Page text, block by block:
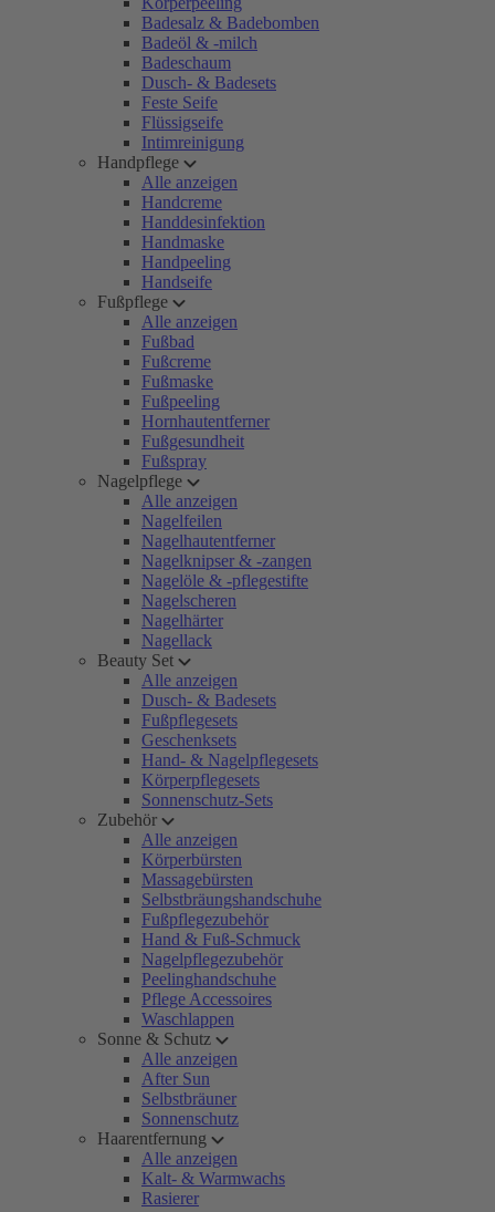
Badesalz & Badebomben
Badeöl & -milch
Badeschaum
Dusch- & Badesets
Feste Seife
Flüssigseife
Intimreinigung
Handpflege
Alle anzeigen
Handcreme
Handdesinfektion
Handmaske
Handpeeling
Handseife
Fußpflege
Alle anzeigen
Fußbad
Fußcreme
Fußmaske
Fußpeeling
Hornhautentferner
Fußgesundheit
Fußspray
Nagelpflege
Alle anzeigen
Nagelfeilen
Nagelhautentferner
Nagelknipser & -zangen
Nagelöle & -pflegestifte
Nagelscheren
Nagelhärter
Nagellack
Beauty Set
Alle anzeigen
Dusch- & Badesets
Fußpflegesets
Geschenksets
Hand- & Nagelpflegesets
Körperpflegesets
Sonnenschutz-Sets
Zubehör
Alle anzeigen
Körperbürsten
Massagebürsten
Selbstbräungshandschuhe
Fußpflegezubehör
Hand & Fuß-Schmuck
Nagelpflegezubehör
Peelinghandschuhe
Pflege Accessoires
Waschlappen
Sonne & Schutz
Alle anzeigen
After Sun
Selbstbräuner
Sonnenschutz
Haarentfernung
Alle anzeigen
Kalt- & Warmwachs
Rasierer